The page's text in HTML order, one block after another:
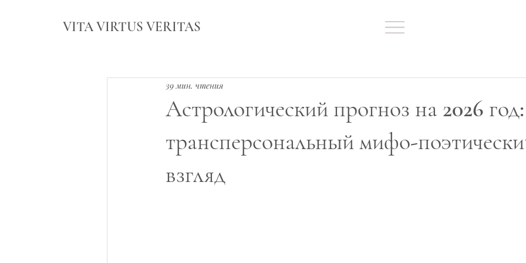
VITA VIRTUS VERITAS
Астрологический прогноз на 2026 год:
трансперсональный мифо-
взгляд
39 мин. чтения